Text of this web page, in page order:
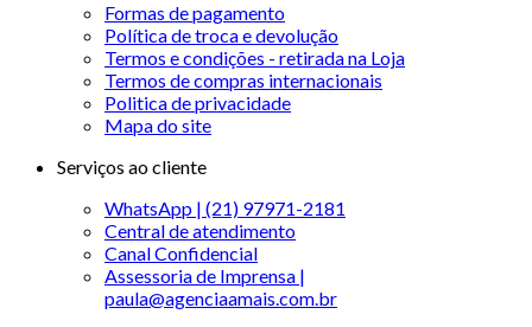
Formas de pagamento
Política de troca e devolução
Termos e condições - retirada na Loja
Termos de compras internacionais
Politica de privacidade
Mapa do site
Serviços ao cliente
WhatsApp | (21) 97971-2181
Central de atendimento
Canal Confidencial
Assessoria de Imprensa |
paula@agenciaamais.com.br